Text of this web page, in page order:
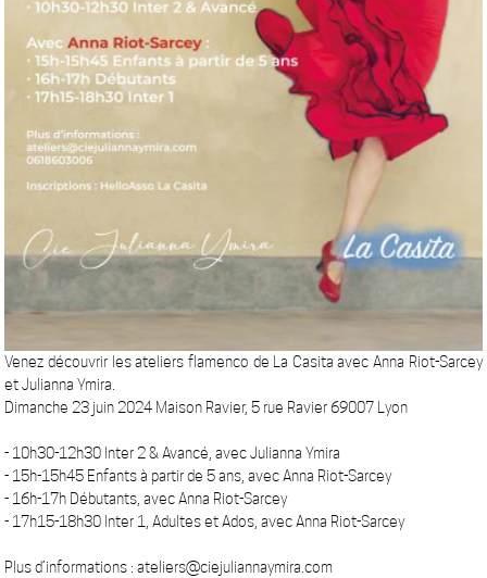
Venez découvrir les ateliers flamenco de La Casita avec Anna Riot-Sarcey
et Julianna Ymira.
Dimanche 23 juin 2024 Maison Ravier, 5 rue Ravier 69007 Lyon
- 10h30-12h30 Inter 2 & Avancé, avec Julianna Ymira
- 15h-15h45 Enfants à partir de 5 ans, avec Anna Riot-Sarcey
- 16h-17h Débutants, avec Anna Riot-Sarcey
- 17h15-18h30 Inter 1, Adultes et Ados, avec Anna Riot-Sarcey
Plus d’informations : ateliers@ciejuliannaymira.com